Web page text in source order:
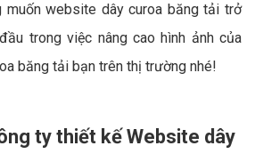
muốn website dây curoa băng tải trở
trong việc nâng cao hình ảnh của
băng tải bạn trên thị trường nhé!
ty thiết kế Website dây